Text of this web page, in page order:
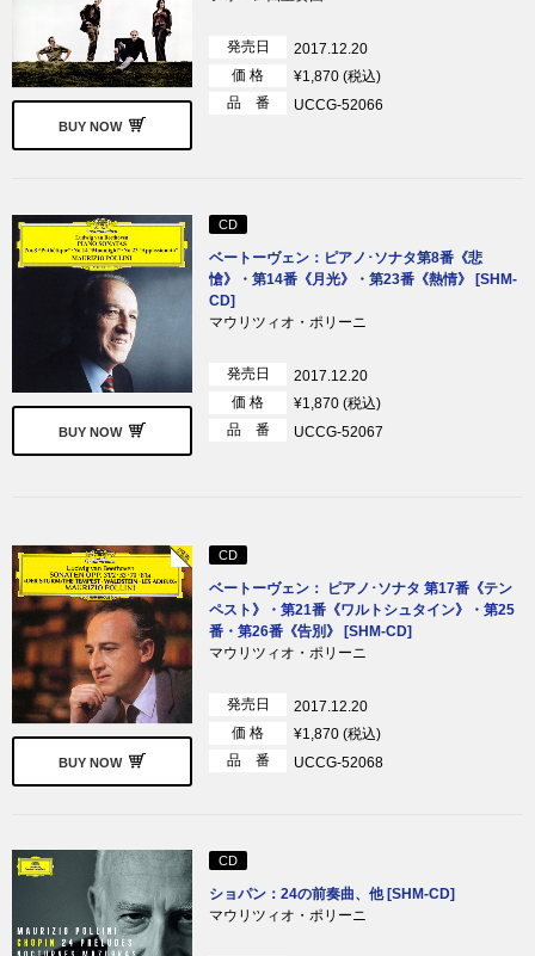
BUY NOW
発売日
2017.12.20
価 格
¥1,870 (税込)
品 番
UCCG-52066
BUY NOW
CD
ベートーヴェン：ピアノ･ソナタ第8番《悲
愴》・第14番《月光》・第23番《熱情》 [SHM-
CD]
マウリツィオ・ポリーニ
発売日
2017.12.20
価 格
¥1,870 (税込)
品 番
UCCG-52067
BUY NOW
CD
ベートーヴェン： ピアノ･ソナタ 第17番《テン
ペスト》・第21番《ワルトシュタイン》・第25
番・第26番《告別》 [SHM-CD]
マウリツィオ・ポリーニ
発売日
2017.12.20
価 格
¥1,870 (税込)
品 番
UCCG-52068
CD
ショパン：24の前奏曲、他 [SHM-CD]
マウリツィオ・ポリーニ